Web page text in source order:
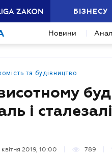
БІЗНЕСУ
Новини
та будівництво
і
квітня 2019, 10:00 789